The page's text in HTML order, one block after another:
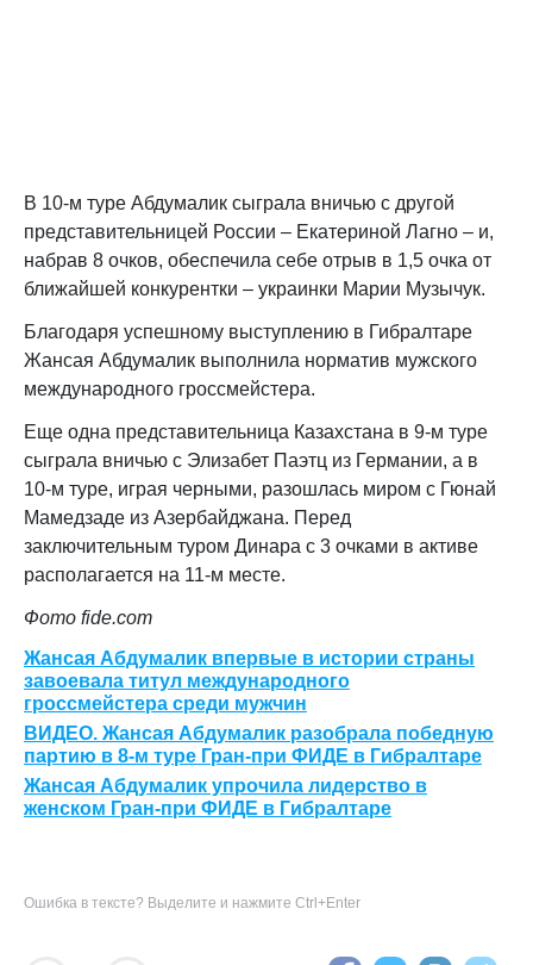
В 10-м туре Абдумалик сыграла вничью с другой
представительницей России – Екатериной Лагно – и,
набрав 8 очков, обеспечила себе отрыв в 1,5 очка от
ближайшей конкурентки – украинки Марии Музычук.
Благодаря успешному выступлению в Гибралтаре
Жансая Абдумалик выполнила норматив мужского
международного гроссмейстера.
Еще одна представительница Казахстана в 9-м туре
сыграла вничью с Элизабет Паэтц из Германии, а в
10-м туре, играя черными, разошлась миром с Гюнай
Мамедзаде из Азербайджана. Перед
заключительным туром Динара с 3 очками в активе
располагается на 11-м месте.
Фото fide.com
Жансая Абдумалик впервые в истории страны
завоевала титул международного
гроссмейстера среди мужчин
ВИДЕО. Жансая Абдумалик разобрала победную
партию в 8-м туре Гран-при ФИДЕ в Гибралтаре
Жансая Абдумалик упрочила лидерство в
женском Гран-при ФИДЕ в Гибралтаре
Ошибка в тексте? Выделите и нажмите Ctrl+Enter